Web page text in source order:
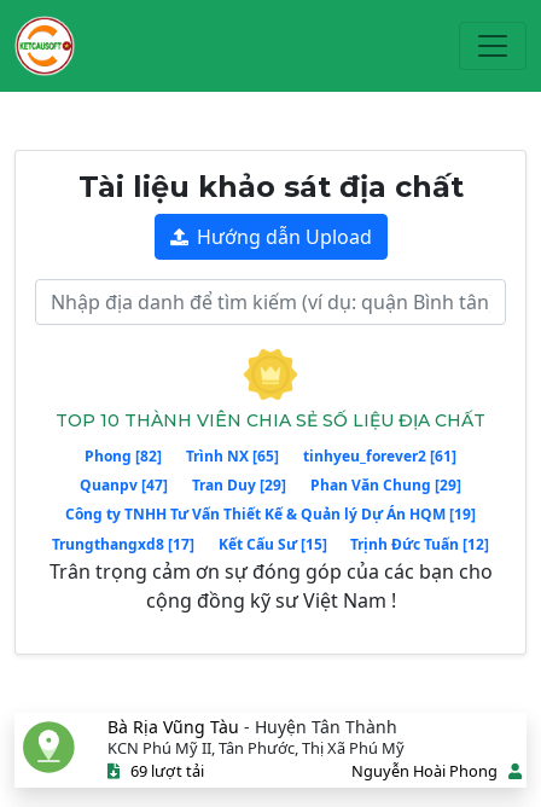
Tài liệu khảo sát địa chất
Hướng dẫn Upload
TOP 10 THÀNH VIÊN CHIA SẺ SỐ LIỆU ĐỊA CHẤT
Phong [82] Trình NX [65]
tinhyeu_forever2 [61]
Quanpv [47]
Tran Duy [29]
Phan Văn Chung [29]
Công ty TNHH Tư Vấn Thiết Kế & Quản lý Dự Án HQM [19]
Trungthangxd8 [17]
Kết Cấu Sư [15] Trịnh Đức Tuấn [12]
Trân trọng cảm ơn sự đóng góp của các bạn cho
cộng đồng kỹ sư Việt Nam !
Bà Rịa Vũng Tàu - Huyện Tân Thành
KCN Phú Mỹ II, Tân Phước, Thị Xã Phú Mỹ
69 lượt tải
Nguyễn Hoài Phong